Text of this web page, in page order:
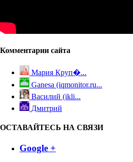
Комментарии сайта
Мария Круп�...
Ganesa (iqmonitor.ru...
Василий (ikli...
Дмитрий
ОСТАВАЙТЕСЬ НА СВЯЗИ
Google +